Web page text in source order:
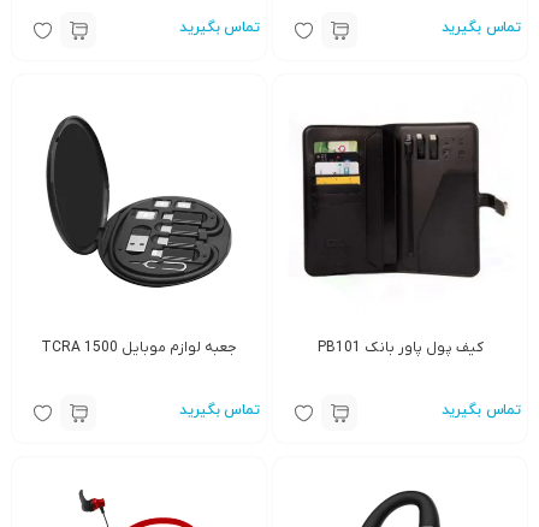
تماس بگیرید تماس بگیرید
کیف پول پاور بانک PB101
تماس بگیرید
جعبه لوازم موبایل TCRA 1500
تماس بگیرید